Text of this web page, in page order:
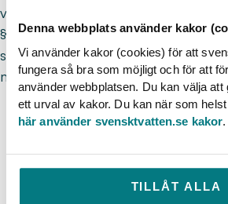
Denna webbplats använder kakor
Vi använder kakor (cookies) för att
fungera så bra som möjligt och för att
använder webbplatsen. Du kan välja att
ett urval av kakor. Du kan när som
här använder svensktvatten.se kakor.
TILLÅT ALLA
vattentjänster i enlighet med 6 §
§). Länsstyrelsen får förelägga
skyldigheten och ett sådant
med vite.
RÄTTSFALL
Mark- och